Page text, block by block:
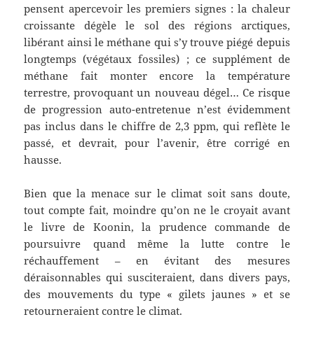
pensent apercevoir les premiers signes : la chaleur
croissante dégèle le sol des régions arctiques,
libérant ainsi le méthane qui s’y trouve piégé depuis
longtemps (végétaux fossiles) ; ce supplément de
méthane fait monter encore la température
terrestre, provoquant un nouveau dégel… Ce risque
de progression auto-entretenue n’est évidemment
pas inclus dans le chiffre de 2,3 ppm, qui reflète le
passé, et devrait, pour l’avenir, être corrigé en
hausse.
Bien que la menace sur le climat soit sans doute,
tout compte fait, moindre qu’on ne le croyait avant
le livre de Koonin, la prudence commande de
poursuivre quand même la lutte contre le
réchauffement – en évitant des mesures
déraisonnables qui susciteraient, dans divers pays,
des mouvements du type « gilets jaunes » et se
retourneraient contre le climat.